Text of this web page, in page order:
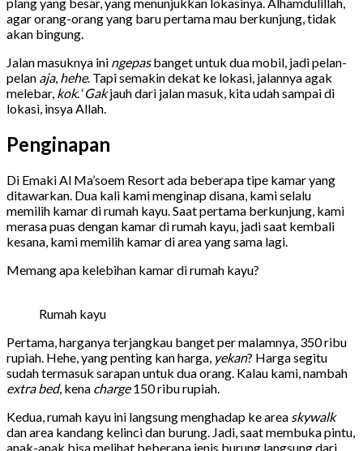
plang yang besar, yang menunjukkan lokasinya. Alhamdulillah,
agar orang-orang yang baru pertama mau berkunjung, tidak
akan bingung.
Jalan masuknya ini ngepasbanget untuk dua mobil, jadi pelan-
pelan aja, hehe. Tapi semakin dekat ke lokasi, jalannya agak
melebar, kok. ‘Gakjauh dari jalan masuk, kita udah sampai di
lokasi, insya Allah.
Penginapan
Di Emaki Al Ma’soem Resort ada beberapa tipe kamar yang
ditawarkan. Dua kali kami menginap disana, kami selalu
memilih kamar di rumah kayu. Saat pertama berkunjung, kami
merasa puas dengan kamar di rumah kayu, jadi saat kembali
kesana, kami memilih kamar di area yang sama lagi.
Memang apa kelebihan kamar di rumah kayu?
Rumah kayu
Pertama, harganya terjangkau banget per malamnya, 350 ribu
rupiah. Hehe, yang penting kan harga, yekan? Harga segitu
sudah termasuk sarapan untuk dua orang. Kalau kami, nambah
extra bed, kena charge150 ribu rupiah.
Kedua, rumah kayu ini langsung menghadap ke area skywalk
dan area kandang kelinci dan burung. Jadi, saat membuka pintu,
anak-anak bisa melihat beberapa jenis burung langsung dari